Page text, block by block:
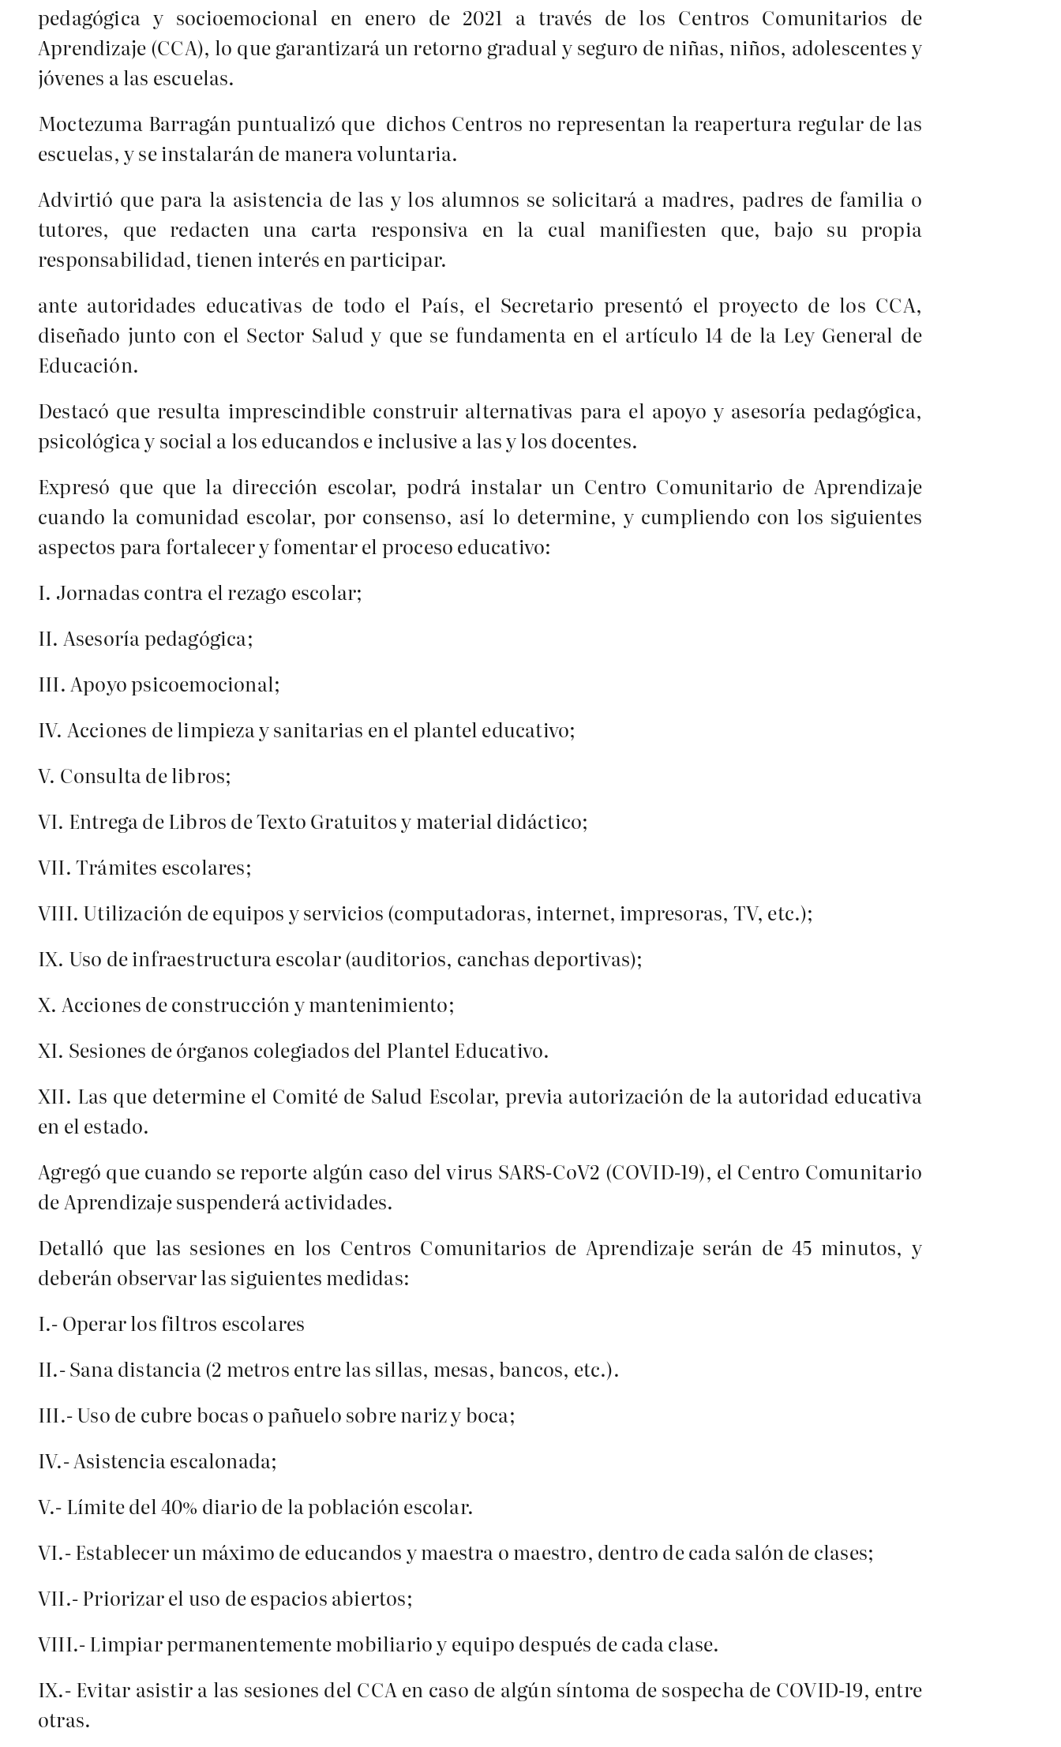
pedagógica y socioemocional en enero de 2021 a través de los Centros Comunitarios de
Aprendizaje (CCA), lo que garantizará un retorno gradual y seguro de niñas, niños, adolescentes y
jóvenes a las escuelas.
Moctezuma Barragán puntualizó que dichos Centros no representan la reapertura regular de las
escuelas, y se instalarán de manera voluntaria.
Advirtió que para la asistencia de las y los alumnos se solicitará a madres, padres de familia o
tutores, que redacten una carta responsiva en la cual manifiesten que, bajo su propia
responsabilidad, tienen interés en participar.
ante autoridades educativas de todo el País, el Secretario presentó el proyecto de los CCA,
diseñado junto con el Sector Salud y que se fundamenta en el artículo 14 de la Ley General de
Educación.
Destacó que resulta imprescindible construir alternativas para el apoyo y asesoría pedagógica,
psicológica y social a los educandos e inclusive a las y los docentes.
Expresó que que la dirección escolar, podrá instalar un Centro Comunitario de Aprendizaje
cuando la comunidad escolar, por consenso, así lo determine, y cumpliendo con los siguientes
aspectos para fortalecer y fomentar el proceso educativo:
I. Jornadas contra el rezago escolar;
II. Asesoría pedagógica;
III. Apoyo psicoemocional;
IV. Acciones de limpieza y sanitarias en el plantel educativo;
V. Consulta de libros;
VI. Entrega de Libros de Texto Gratuitos y material didáctico;
VII. Trámites escolares;
VIII. Utilización de equipos y servicios (computadoras, internet, impresoras, TV, etc.);
IX. Uso de infraestructura escolar (auditorios, canchas deportivas);
X. Acciones de construcción y mantenimiento;
XI. Sesiones de órganos colegiados del Plantel Educativo.
XII. Las que determine el Comité de Salud Escolar, previa autorización de la autoridad educativa
en el estado.
Agregó que cuando se reporte algún caso del virus SARS-CoV2 (COVID-19), el Centro Comunitario
de Aprendizaje suspenderá actividades.
Detalló que las sesiones en los Centros Comunitarios de Aprendizaje serán de 45 minutos, y
deberán observar las siguientes medidas:
I.- Operar los filtros escolares
II.- Sana distancia (2 metros entre las sillas, mesas, bancos, etc.).
III.- Uso de cubre bocas o pañuelo sobre nariz y boca;
IV.- Asistencia escalonada;
V.- Límite del 40% diario de la población escolar.
VI.- Establecer un máximo de educandos y maestra o maestro, dentro de cada salón de clases;
VII.- Priorizar el uso de espacios abiertos;
VIII.- Limpiar permanentemente mobiliario y equipo después de cada clase.
IX.- Evitar asistir a las sesiones del CCA en caso de algún síntoma de sospecha de COVID-19, entre
otras.